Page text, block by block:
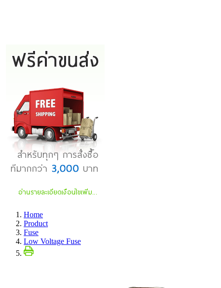
Home
Product
Fuse
Low Voltage Fuse